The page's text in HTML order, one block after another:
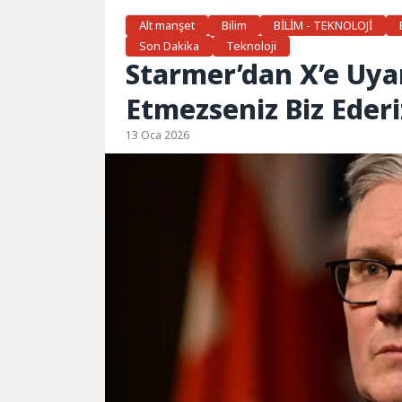
Alt manşet
Bilim BİLİM - TEKNOLOJİ
Son Dakika
Teknoloji
Starmer’dan X’e
Etmezseniz Biz
13 Oca 2026